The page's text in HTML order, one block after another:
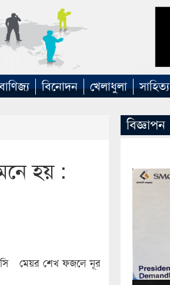
বিনোদন খেলাধুলা সাহিত্য
হয় :
মেয়র শেখ ফজলে নূর
বিজ্ঞাপন